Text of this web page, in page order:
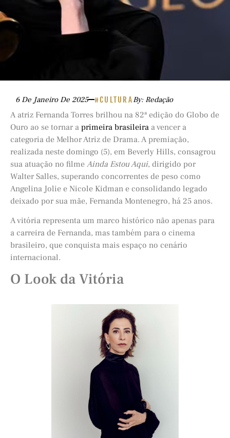
6 De Janeiro De 2025 #CULTURABy: Redação
A atriz Fernanda Torres brilhou na 82ª edição do Globo de
Ouro ao se tornar a primeira brasileira a vencer a
categoria de Melhor Atriz de Drama. A premiação,
realizada neste domingo (5), em Beverly Hills, consagrou
sua atuação no filme Ainda Estou Aqui, dirigido por
Walter Salles, superando concorrentes de peso como
Angelina Jolie e Nicole Kidman e consolidando legado
deixado por sua mãe, Fernanda Montenegro, há 25 anos.
A vitória representa um marco histórico não apenas para
a carreira de Fernanda, mas também para o cinema
brasileiro, que conquista mais espaço no cenário
internacional.
O Look da Vitória